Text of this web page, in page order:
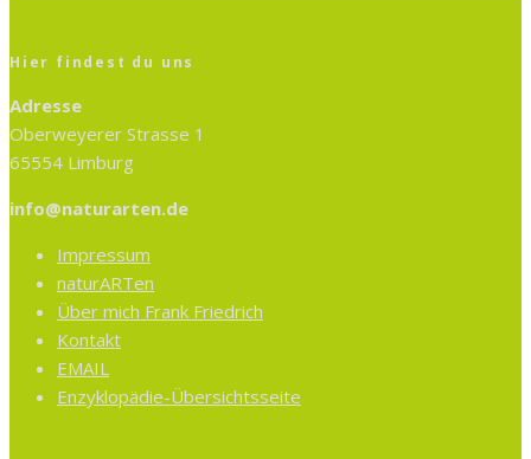
Hier findest du uns
Adresse
Oberweyerer Strasse 1
65554 Limburg
info@naturarten.de
Impressum
naturARTen
Über mich Frank Friedrich
Kontakt
EMAIL
Enzyklopädie-Übersichtsseite